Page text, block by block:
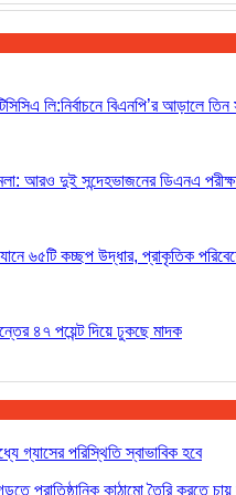
লি:নির্বাচনে বিএনপি’র আড়ালে
আরও দুই সন্দেহভাজনের ডিএনএ
৬৫টি কচ্ছপ উদ্ধার, প্রাকৃতিক
৪৭ পয়েন্ট দিয়ে ঢুকছে মাদক
গ্যাসের পরিস্থিতি স্বাভাবিক হবে
প্রাতিষ্ঠানিক কাঠামো তৈরি করতে চায়